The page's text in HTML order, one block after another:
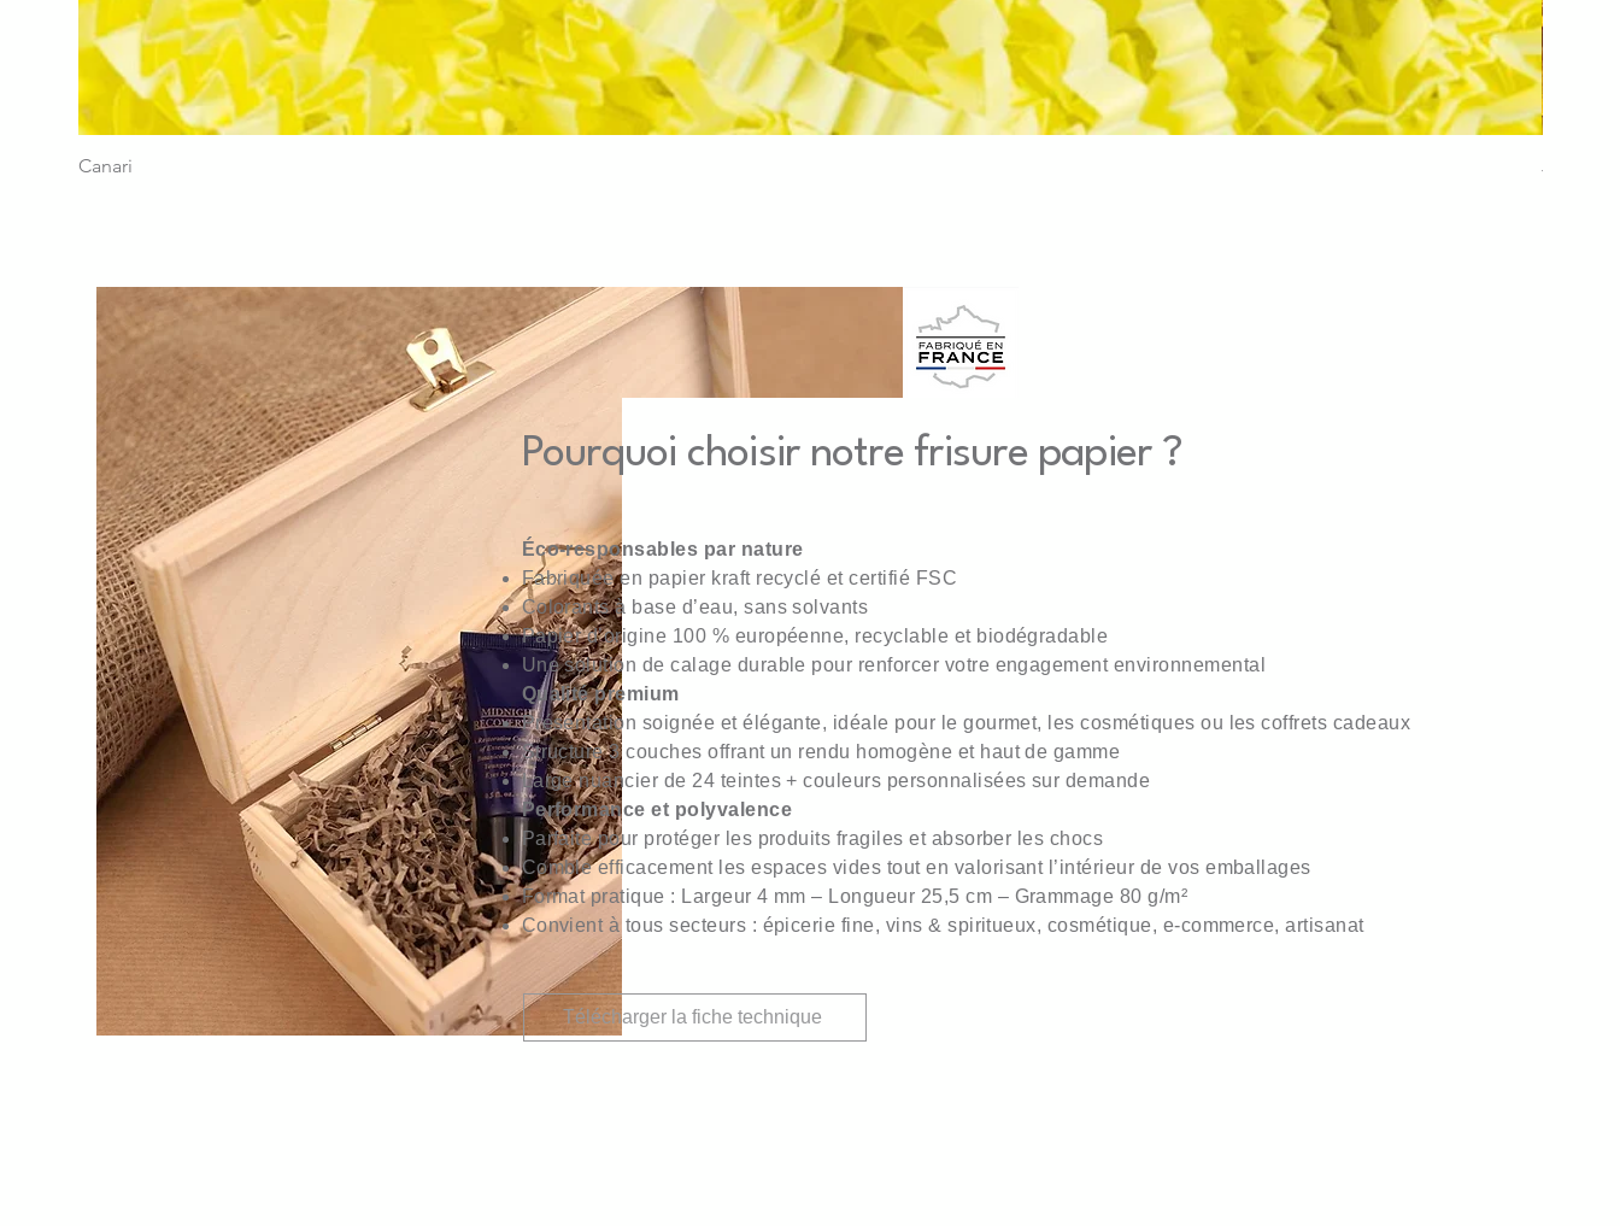
Canari Jaune
Pourquoi choisir notre frisure papier ?
Éco-responsables par nature
Fabriquée en papier kraft recyclé et certifié FSC
Colorants à base d’eau, sans solvants
Papier d’origine 100 % européenne, recyclable et biodégradable
Une solution de calage durable pour renforcer votre engagement environnemental
Qualité premium
Présentation soignée et élégante, idéale pour le gourmet, les cosmétiques ou les coffrets cadeaux
Structure 3 couches offrant un rendu homogène et haut de gamme
Large nuancier de 24 teintes + couleurs personnalisées sur demande
Performance et polyvalence
Parfaite pour protéger les produits fragiles et absorber les chocs
Comble efficacement les espaces vides tout en valorisant l’intérieur de vos emballages
Format pratique : Largeur 4 mm – Longueur 25,5 cm – Grammage 80 g/m²
Convient à tous secteurs : épicerie fine, vins & spiritueux, cosmétique, e-commerce, artisanat
Télécharger la fiche technique